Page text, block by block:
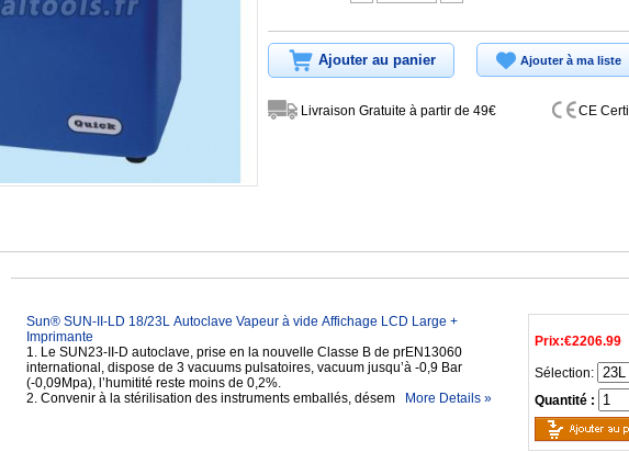
Ajouter au panier Ajouter à ma liste
Livraison Gratuite à partir de 49€ CE
Prix:€2206.99
Sélection:
Quantité :
Sun® SUN-II-LD 18/23L Autoclave Vapeur à vide Affichage LCD Large +
Imprimante
1. Le SUN23-II-D autoclave, prise en la nouvelle Classe B de prEN13060
international, dispose de 3 vacuums pulsatoires, vacuum jusqu’à -0,9 Bar
(-0,09Mpa), l’humitité reste moins de 0,2%.
2. Convenir à la stérilisation des instruments emballés, désem
More Details »